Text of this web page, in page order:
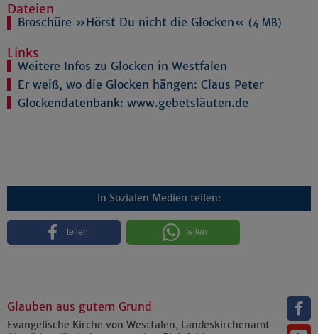
Dateien
Broschüre »Hörst Du nicht die Glocken« (4 MB)
Links
Weitere Infos zu Glocken in Westfalen
Er weiß, wo die Glocken hängen: Claus Peter
Glockendatenbank: www.gebetsläuten.de
In Sozialen Medien teilen:
teilen teilen
Glauben aus gutem Grund
Evangelische Kirche von Westfalen, Landeskirchenamt